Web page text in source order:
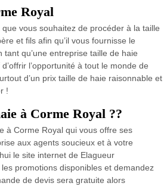
Royal
vous souhaitez de procéder à la taille
et fils afin qu’il vous fournisse le
qu’une entreprise taille de haie
l’opportunité à tout le monde de
d’un prix taille de haie raisonnable et
!
à Corme Royal ??
à Corme Royal qui vous offre ses
aux agents soucieux et à votre
le site internet de Elagueur
promotions disponibles et demandez
de devis sera gratuite alors